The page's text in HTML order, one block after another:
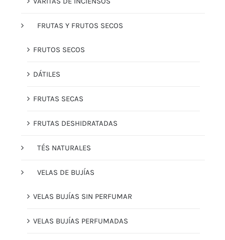
FRUTAS Y FRUTOS SECOS
FRUTOS SECOS
DÁTILES
FRUTAS SECAS
FRUTAS DESHIDRATADAS
TÉS NATURALES
VELAS DE BUJÍAS
VELAS BUJÍAS SIN PERFUMAR
VELAS BUJÍAS PERFUMADAS